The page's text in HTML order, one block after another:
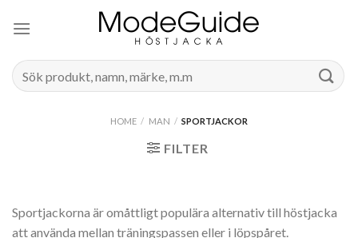
Search
for:
HOME / MAN / SPORTJACKOR
FILTER
Sportjackorna är omåttligt populära alternativ till höstjacka
att använda mellan träningspassen eller i löpspåret.